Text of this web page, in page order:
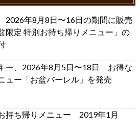
2026年8月8日〜16日の期間に販売
限定 特別お持ち帰りメニュー」の
ー、2026年8月5日〜18日 お得な
ュー「お盆バーレル」を発売
持ち帰りメニュー 2019年1月